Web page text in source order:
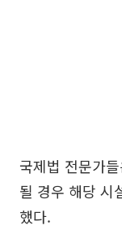
국제법 전문가
될 경우 해당 시
했다.